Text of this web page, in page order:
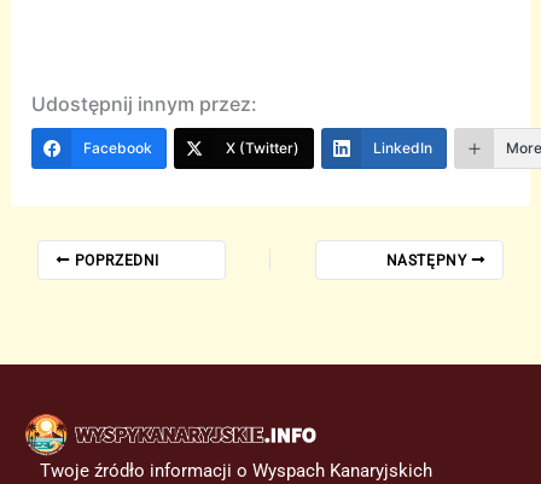
Udostępnij innym przez:
Facebook X (Twitter) LinkedIn
POPRZEDNI NASTĘPNY
Twoje źródło informacji o Wyspach Kanaryjskich